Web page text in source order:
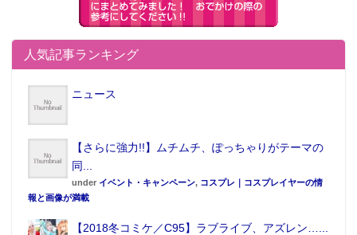
人気記事ランキング
ニュース
【さらに強力!!】ムチムチ、ぽっちゃりがテーマの
同...
under イベント・キャンペーン, コスプレ｜コスプレイヤーの情
報と画像が満載
【2018冬コミケ／C95】ラブライブ、アズレン…...